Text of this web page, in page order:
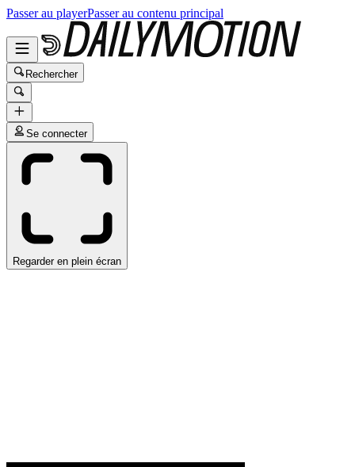
Passer au playerPasser au contenu principal
Rechercher
Se connecter
Regarder en plein écran